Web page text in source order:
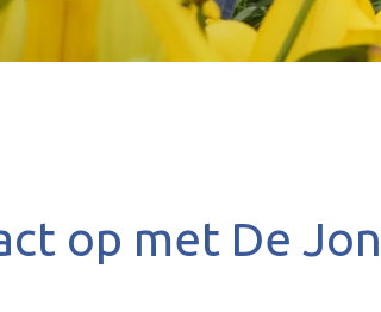
op met De